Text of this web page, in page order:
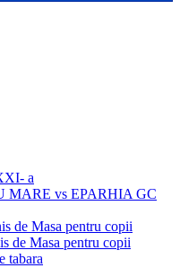
a
MARE vs EPARHIA GC
de Masa pentru copii
de Masa pentru copii
tabara